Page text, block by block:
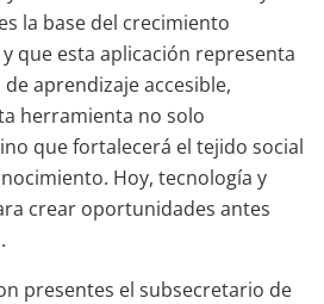
la base del crecimiento
que esta aplicación representa
aprendizaje accesible,
herramienta no solo
que fortalecerá el tejido social
Hoy, tecnología y
crear oportunidades antes
presentes el subsecretario de